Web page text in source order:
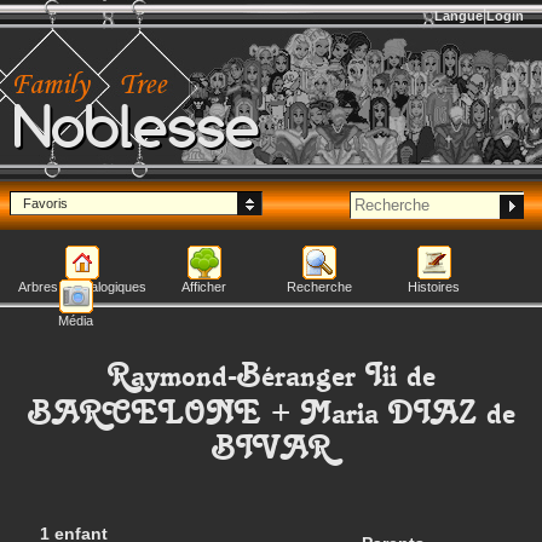
Noblesse
Langue Login
Favoris
Arbres généalogiques Afficher Recherche Histoires
Média
Raymond-Béranger Iiide
BARCELONE + MariaDIAZ de
BIVAR
1 enfant